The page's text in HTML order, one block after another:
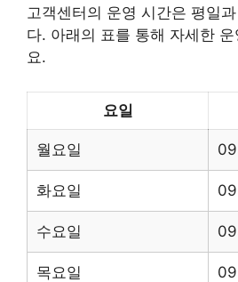
고객센터의 운영 시간은 평일
다. 아래의 표를 통해 자세한
요.
요일
월요일
화요일
수요일
목요일